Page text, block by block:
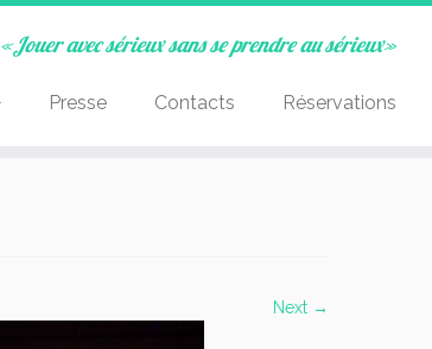
«Jouer avec sérieux sans se prendre au sérieux»
Presse Contacts Réservations
Next →